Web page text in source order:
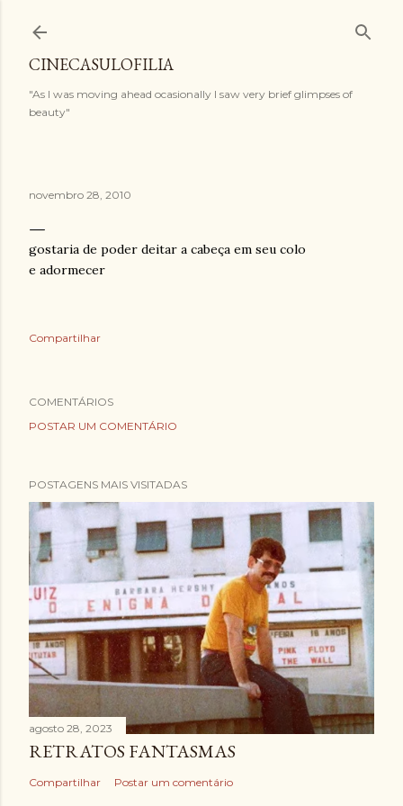
CINECASULOFILIA
"As I was moving ahead ocasionally I saw very brief glimpses of
beauty"
novembro 28, 2010
gostaria de poder deitar a cabeça em seu colo
e adormecer
Compartilhar
COMENTÁRIOS
POSTAR UM COMENTÁRIO
POSTAGENS MAIS VISITADAS
agosto 28, 2023
RETRATOS FANTASMAS
Compartilhar Postar um comentário